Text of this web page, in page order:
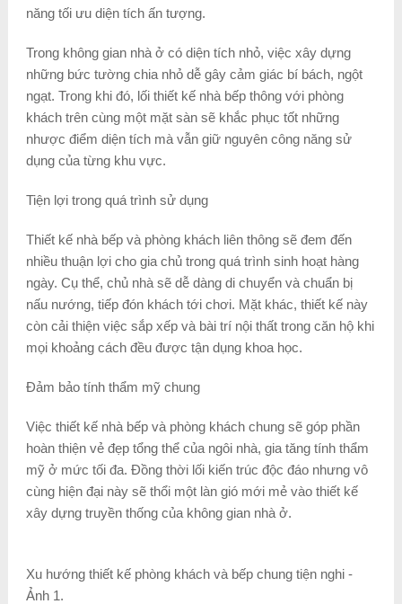
năng tối ưu diện tích ấn tượng.
Trong không gian nhà ở có diện tích nhỏ, việc xây dựng
những bức tường chia nhỏ dễ gây cảm giác bí bách, ngột
ngạt. Trong khi đó, lối thiết kế nhà bếp thông với phòng
khách trên cùng một mặt sàn sẽ khắc phục tốt những
nhược điểm diện tích mà vẫn giữ nguyên công năng sử
dụng của từng khu vực.
Tiện lợi trong quá trình sử dụng
Thiết kế nhà bếp và phòng khách liên thông sẽ đem đến
nhiều thuận lợi cho gia chủ trong quá trình sinh hoạt hàng
ngày. Cụ thể, chủ nhà sẽ dễ dàng di chuyển và chuẩn bị
nấu nướng, tiếp đón khách tới chơi. Mặt khác, thiết kế này
còn cải thiện việc sắp xếp và bài trí nội thất trong căn hộ khi
mọi khoảng cách đều được tận dụng khoa học.
Đảm bảo tính thẩm mỹ chung
Việc thiết kế nhà bếp và phòng khách chung sẽ góp phần
hoàn thiện vẻ đẹp tổng thể của ngôi nhà, gia tăng tính thẩm
mỹ ở mức tối đa. Đồng thời lối kiến trúc độc đáo nhưng vô
cùng hiện đại này sẽ thổi một làn gió mới mẻ vào thiết kế
xây dựng truyền thống của không gian nhà ở.
Xu hướng thiết kế phòng khách và bếp chung tiện nghi -
Ảnh 1.